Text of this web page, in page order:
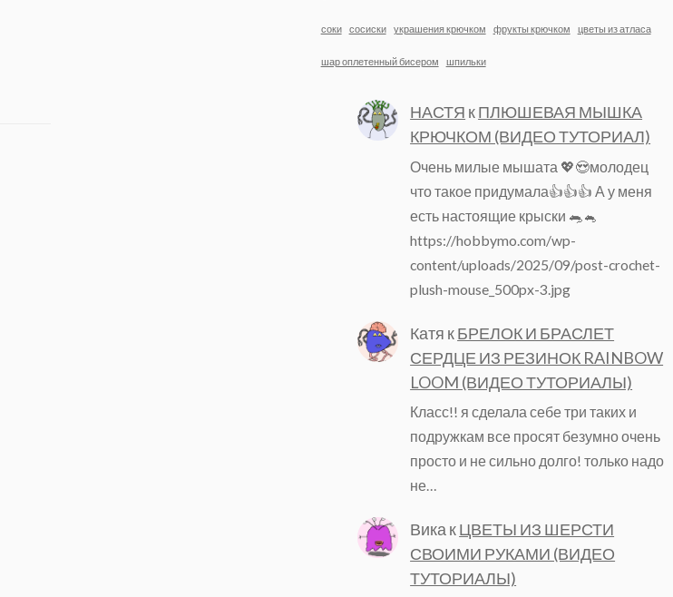
соки сосиски украшения крючком фрукты крючком цветы из атласа
шар оплетенный бисером шпильки
НАСТЯ кПЛЮШЕВАЯ МЫШКА
КРЮЧКОМ (ВИДЕО ТУТОРИАЛ)
Очень милые мышата 💖😍молодец
что такое придумала👍👍👍 А у меня
есть настоящие крыски 🐀🐁
https://hobbymo.com/wp-
content/uploads/2025/09/post-crochet-
plush-mouse_500px-3.jpg
Катя кБРЕЛОК И БРАСЛЕТ
СЕРДЦЕ ИЗ РЕЗИНОК RAINBOW
LOOM (ВИДЕО ТУТОРИАЛЫ)
Класс!! я сделала себе три таких и
подружкам все просят безумно очень
просто и не сильно долго! только надо
не…
ВикакЦВЕТЫ ИЗ ШЕРСТИ
СВОИМИ РУКАМИ (ВИДЕО
ТУТОРИАЛЫ)